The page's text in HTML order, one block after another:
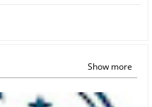
Show more